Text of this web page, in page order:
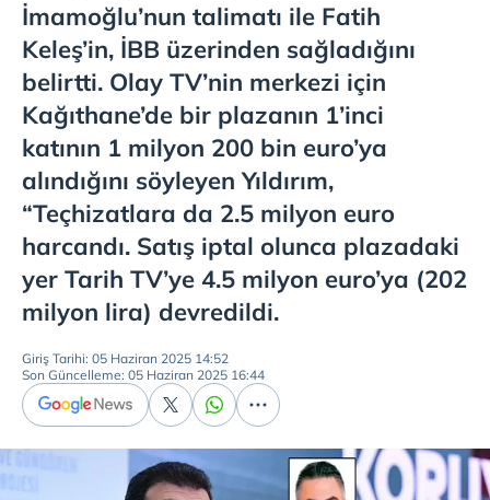
İmamoğlu’nun talimatı ile Fatih
Keleş’in, İBB üzerinden sağladığını
belirtti. Olay TV’nin merkezi için
Kağıthane’de bir plazanın 1’inci
katının 1 milyon 200 bin euro’ya
alındığını söyleyen Yıldırım,
“Teçhizatlara da 2.5 milyon euro
harcandı. Satış iptal olunca plazadaki
yer Tarih TV’ye 4.5 milyon euro’ya (202
milyon lira) devredildi.
Giriş Tarihi: 05 Haziran 2025 14:52
Son Güncelleme: 05 Haziran 2025 16:44